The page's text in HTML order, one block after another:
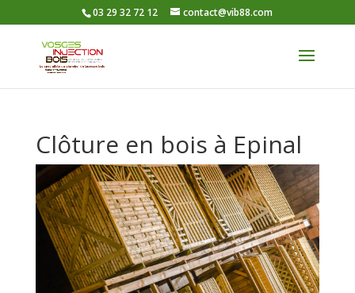
03 29 32 72 12 contact@vib88.com
Clôture en bois à Epinal